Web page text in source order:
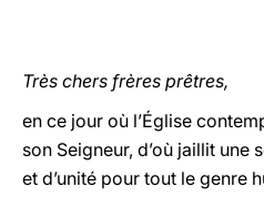
Très chers frères prêtres,
en ce jour où l’Église
son Seigneur, d’où jaillit une
et d’unité pour tout le genre